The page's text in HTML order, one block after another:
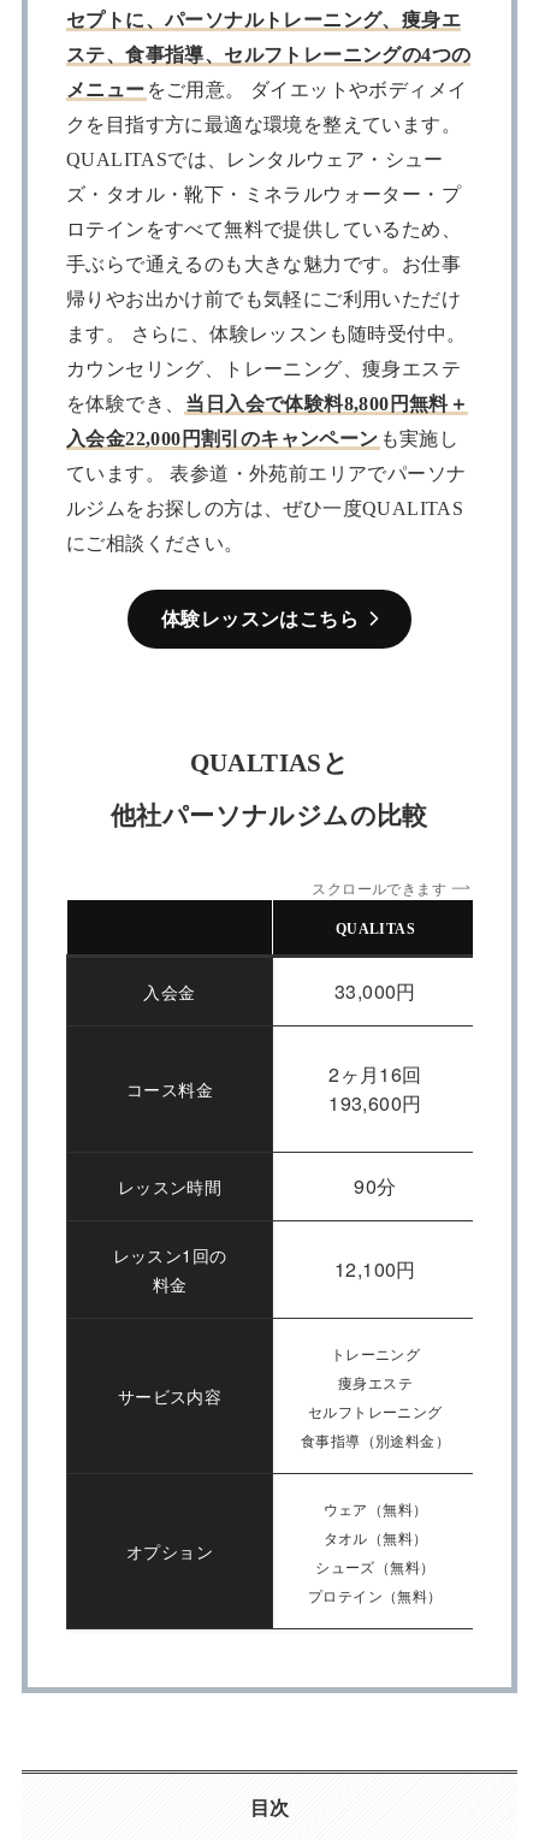
セプトに、パーソナルトレーニング、痩身エ
ステ、食事指導、セルフトレーニングの4つの
メニュー をご用意。 ダイエットやボディメイ
クを目指す方に最適な環境を整えています。
QUALITASでは、レンタルウェア・シュー
ズ・タオル・靴下・ミネラルウォーター・プ
ロテインをすべて無料で提供しているため、
手ぶらで通えるのも大きな魅力です。お仕事
帰りやお出かけ前でも気軽にご利用いただけ
ます。 さらに、体験レッスンも随時受付中。
カウンセリング、トレーニング、痩身エステ
を体験でき、 当日入会で体験料8,800円無料＋
入会金22,000円割引のキャンペーン も実施し
ています。 表参道・外苑前エリアでパーソナ
ルジムをお探しの方は、ぜひ一度QUALITAS
にご相談ください。
体験レッスンはこちら
QUALTIASと
他社パーソナルジムの比較
スクロールできます
QUALITAS
入会金 33,000円
コース料金
2ヶ月16回
193,600円
レッスン時間 90分
レッスン1回の
料金
12,100円
サービス内容
トレーニング
痩身エステ
セルフトレーニング
食事指導（別途料金）
オプション
ウェア（無料）
タオル（無料）
シューズ（無料）
プロテイン（無料）
目次